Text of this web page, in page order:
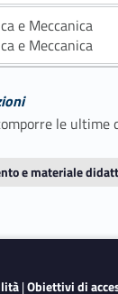
e Meccanica
e Meccanica
le
e materiale
|Obiettivi di